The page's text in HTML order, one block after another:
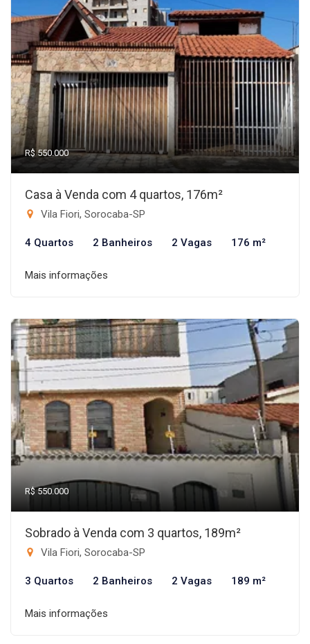
R$ 550.000
Casa à Venda com 4 quartos, 176m²
Vila Fiori, Sorocaba-SP
4 Quartos 2 Banheiros 2 Vagas 176 m²
Mais informações
R$ 550.000
Sobrado à Venda com 3 quartos, 189m²
Vila Fiori, Sorocaba-SP
3 Quartos 2 Banheiros 2 Vagas 189 m²
Mais informações